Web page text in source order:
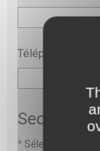
Téléphone
Secteur
* Sélectionner une